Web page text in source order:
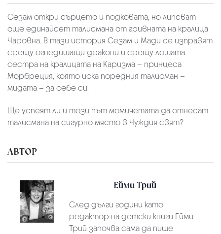
Сезам откри сърцето и подковата, но липсват
още единайсет талисмана от гривната на кралица
Чаровна. В тази история Сезам и Мади се изправят
срещу огнедишащи дракони и срещу лошата
сестра на кралицата на Каризма – принцеса
Морбреция, която иска поредния талисман –
мидата – за себе си.
Ще успеят ли и този път момичетата да отнесат
талисмана на сигурно място в Чуждия свят?
АВТОР
Ейми Трий
След дълги години като
редактор на детски книги Ейми
Трий започва сама да пише